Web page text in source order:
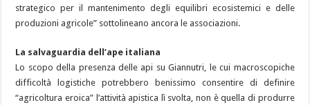
strategico per il mantenimento degli equilibri ecosistemici e delle
produzioni agricole” sottolineano ancora le associazioni.
La salvaguardia dell’ape italiana
Lo scopo della presenza delle api su Giannutri, le cui macroscopiche
difficoltà logistiche potrebbero benissimo consentire di definire
“agricoltura eroica” l’attività apistica lì svolta, non è quella di produrre